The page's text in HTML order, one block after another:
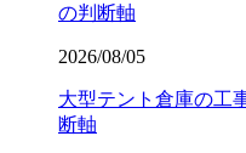
の判断軸
2026/08/05
大型テント倉庫の工
断軸